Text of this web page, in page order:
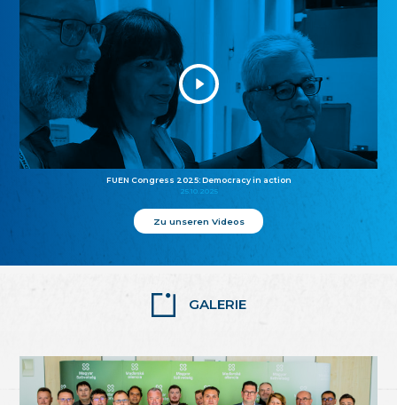
FUEN Congress 2025: Democracy in action
25.10.2025
Zu unseren Videos
GALERIE